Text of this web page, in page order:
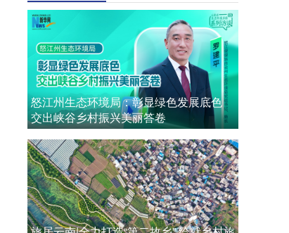
怒江州生态环境局：彰显绿色发展底色
交出峡谷乡村振兴美丽答卷